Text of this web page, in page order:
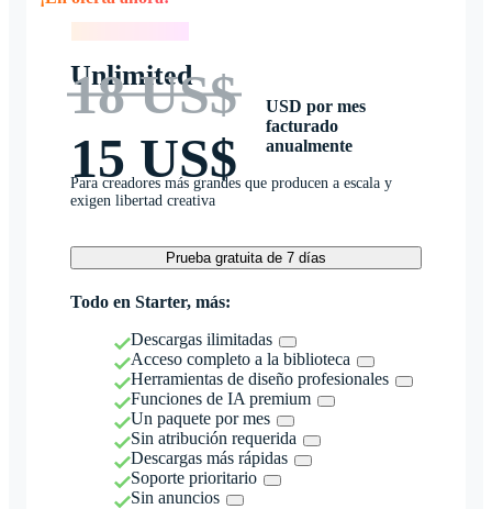
Unlimited
18 US$
15 US$
USD por mes
facturado
anualmente
Para creadores más grandes que producen a escala y
exigen libertad creativa
Prueba gratuita de 7 días
Todo en Starter, más:
Descargas ilimitadas
Acceso completo a la biblioteca
Herramientas de diseño profesionales
Funciones de IA premium
Un paquete por mes
Sin atribución requerida
Descargas más rápidas
Soporte prioritario
Sin anuncios